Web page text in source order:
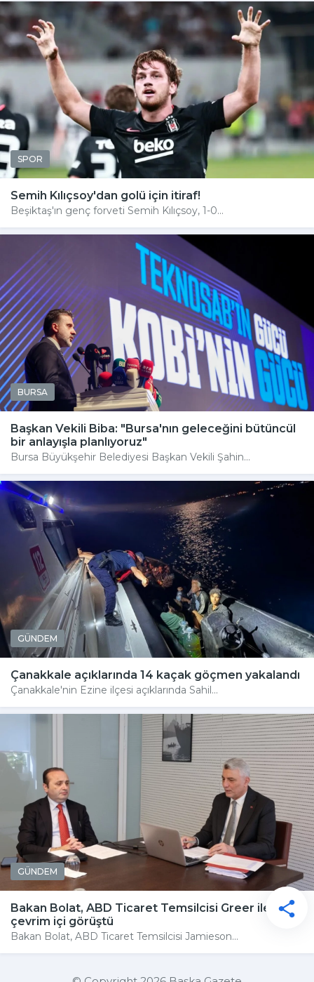
SPOR
Semih Kılıçsoy'dan golü için itiraf!
Beşiktaş'ın genç forveti Semih Kılıçsoy, 1-0...
BURSA
Başkan Vekili Biba: "Bursa'nın geleceğini bütüncül
bir anlayışla planlıyoruz"
Bursa Büyükşehir Belediyesi Başkan Vekili Şahin...
GÜNDEM
Çanakkale açıklarında 14 kaçak göçmen yakalandı
Çanakkale'nin Ezine ilçesi açıklarında Sahil...
GÜNDEM
Bakan Bolat, ABD Ticaret Temsilcisi Greer ile
çevrim içi görüştü
Bakan Bolat, ABD Ticaret Temsilcisi Jamieson...